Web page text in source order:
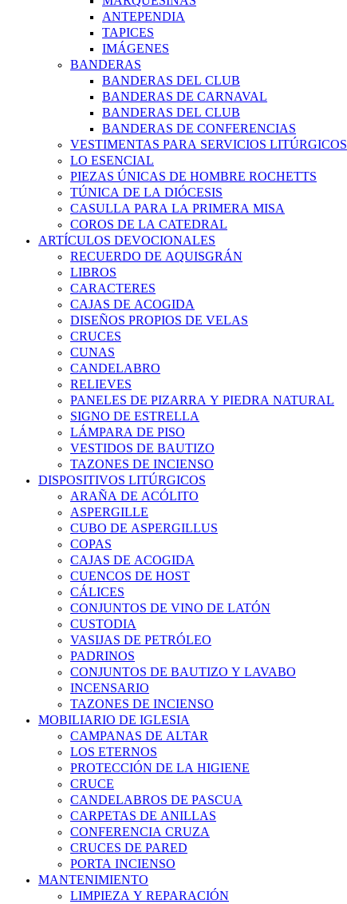
ANTEPENDIA
TAPICES
IMÁGENES
BANDERAS
BANDERAS DEL CLUB
BANDERAS DE CARNAVAL
BANDERAS DEL CLUB
BANDERAS DE CONFERENCIAS
VESTIMENTAS PARA SERVICIOS LITÚRGICOS
LO ESENCIAL
PIEZAS ÚNICAS DE HOMBRE ROCHETTS
TÚNICA DE LA DIÓCESIS
CASULLA PARA LA PRIMERA MISA
COROS DE LA CATEDRAL
ARTÍCULOS DEVOCIONALES
RECUERDO DE AQUISGRÁN
LIBROS
CARACTERES
CAJAS DE ACOGIDA
DISEÑOS PROPIOS DE VELAS
CRUCES
CUNAS
CANDELABRO
RELIEVES
PANELES DE PIZARRA Y PIEDRA NATURAL
SIGNO DE ESTRELLA
LÁMPARA DE PISO
VESTIDOS DE BAUTIZO
TAZONES DE INCIENSO
DISPOSITIVOS LITÚRGICOS
ARAÑA DE ACÓLITO
ASPERGILLE
CUBO DE ASPERGILLUS
COPAS
CAJAS DE ACOGIDA
CUENCOS DE HOST
CÁLICES
CONJUNTOS DE VINO DE LATÓN
CUSTODIA
VASIJAS DE PETRÓLEO
PADRINOS
CONJUNTOS DE BAUTIZO Y LAVABO
INCENSARIO
TAZONES DE INCIENSO
MOBILIARIO DE IGLESIA
CAMPANAS DE ALTAR
LOS ETERNOS
PROTECCIÓN DE LA HIGIENE
CRUCE
CANDELABROS DE PASCUA
CARPETAS DE ANILLAS
CONFERENCIA CRUZA
CRUCES DE PARED
PORTA INCIENSO
MANTENIMIENTO
LIMPIEZA Y REPARACIÓN